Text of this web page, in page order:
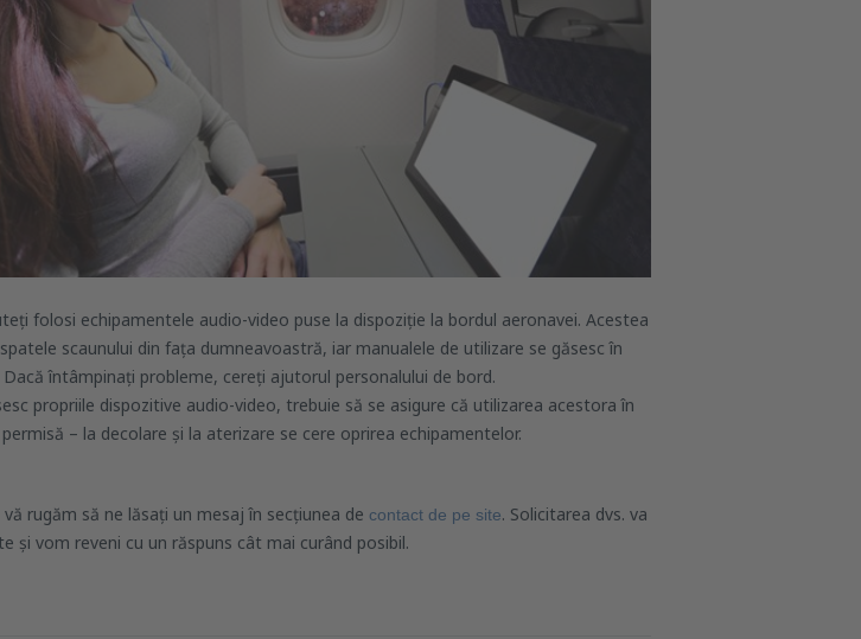
folosi echipamentele audio-video puse la dispoziție la bordul aeronavei. Acestea
scaunului din fața dumneavoastră, iar manualele de utilizare se găsesc în
Dacă întâmpinați probleme, cereți ajutorul personalului de bord.
propriile dispozitive audio-video, trebuie să se asigure că utilizarea acestora în
– la decolare și la aterizare se cere oprirea echipamentelor.
rugăm să ne lăsați un mesaj în secțiunea de contact de pe site. Solicitarea dvs. va
și vom reveni cu un răspuns cât mai curând posibil.